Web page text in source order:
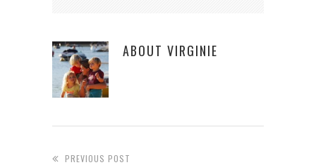
ABOUT VIRGINIE
PREVIOUS POST